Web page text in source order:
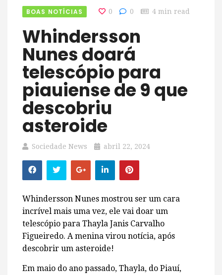
BOAS NOTÍCIAS 0 0 4 min read
Whindersson
Nunes doará
telescópio para
piauiense de 9 que
descobriu
asteroide
Sociedade News abril 22, 2024
Whindersson Nunes mostrou ser um cara
incrível mais uma vez, ele vai doar um
telescópio para Thayla Janis Carvalho
Figueiredo. A menina virou notícia, após
descobrir um asteroide!
Em maio do ano passado, Thayla, do Piauí,